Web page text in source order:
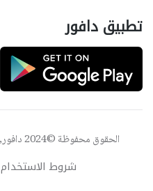
تطبيق دافور
الحقوق محفوظة ©2024 دافور, أحد مشاريع مجموعة
شروط الاستخدام